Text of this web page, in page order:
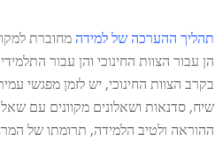
תהליך ההערכה של למידהמחוברת
הן עבור הצוות החינוכי והן עבור
בקרב הצוות החינוכי, יש לזמן מפגשי
שיח, סדנאות ושאלונים מקוונים עם
ההוראה ולטיב הלמידה, תרומתו של